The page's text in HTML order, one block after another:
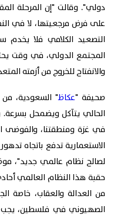
دولي". وقالت "إن المرحلة
على فرض مرجعيتها، لا في
التصعيد الكلامي فلا يخدم
المجتمع الدولي، في وقت
والانفتاح للخروج من أزمته
صحيفة "عكاظ" السعودية،
الحالي يتآكل ويضمحل بسرعة.
في غزة ومنطقتنا، والفوضى
الاستعمارية تدفع باتجاه
لصالح نظام عالمي جديد"،
حقبة هذا النظام العالمي
من العدالة والعقاب، خاصة
الصهيوني في فلسطين، يجب